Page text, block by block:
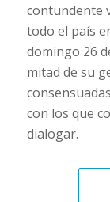
contundente
todo el país
domingo 26
mitad de su
con los que
dialogar.